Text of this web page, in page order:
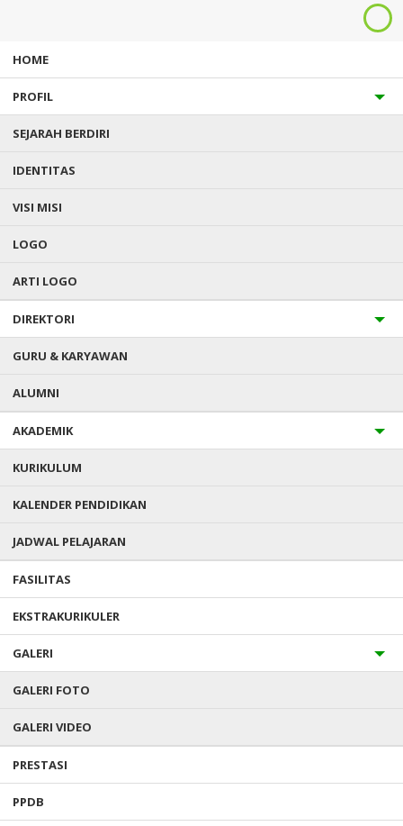
HOME
PROFIL
SEJARAH BERDIRI
IDENTITAS
VISI MISI
LOGO
ARTI LOGO
DIREKTORI
GURU & KARYAWAN
ALUMNI
AKADEMIK
KURIKULUM
KALENDER PENDIDIKAN
JADWAL PELAJARAN
FASILITAS
EKSTRAKURIKULER
GALERI
GALERI FOTO
GALERI VIDEO
PRESTASI
PPDB
RUANG KELAS